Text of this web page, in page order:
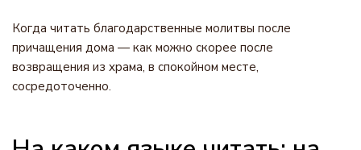
Когда читать благодарственные молитвы после
причащения дома — как можно скорее после
возвращения из храма, в спокойном месте,
сосредоточенно.